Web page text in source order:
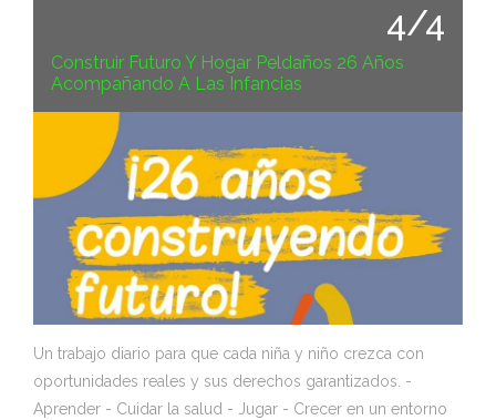
4/4
Construir Futuro Y Hogar Peldaños 26 Años
Acompañando A Las Infancias
Un trabajo diario para que cada niña y niño crezca con
oportunidades reales y sus derechos garantizados. -
Aprender - Cuidar la salud - Jugar - Crecer en un entorno